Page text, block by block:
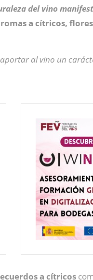
del vino
a cítricos,
al vino un
a cítricos